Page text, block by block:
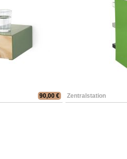
90,00 € Zentralstation